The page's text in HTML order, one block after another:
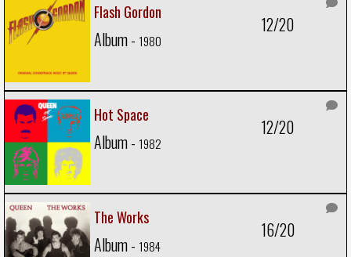
Flash Gordon
Album - 1980
12/20
Hot Space
Album - 1982
12/20
The Works
Album - 1984
16/20